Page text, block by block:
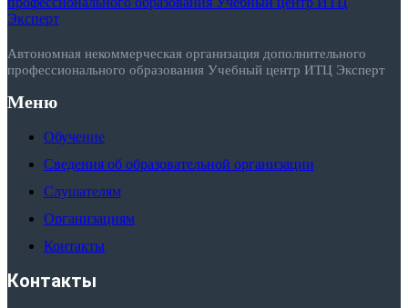
Автономная некоммерческая организация дополнительного
профессионального образования Учебный центр ИТЦ Эксперт
Меню
Обучение
Сведения об образовательной организации
Слушателям
Организациям
Контакты
Контакты